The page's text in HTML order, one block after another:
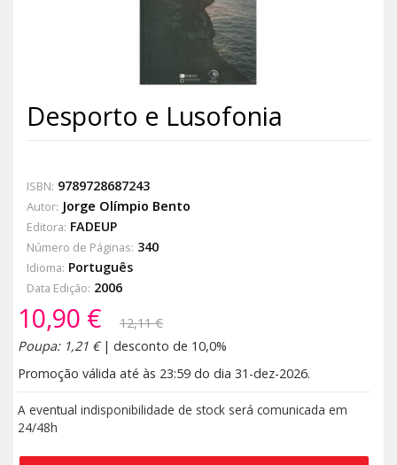
Desporto e Lusofonia
ISBN: 9789728687243
Autor: Jorge Olímpio Bento
Editora: FADEUP
Número de Páginas: 340
Idioma: Português
Data Edição: 2006
10,90 €
12,11 €
Poupa: 1,21 €| desconto de 10,0%
Promoção válida até às 23:59 do dia 31-dez-2026.
A eventual indisponibilidade de stock será comunicada em
24/48h